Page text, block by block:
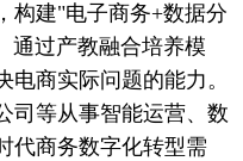
构建"电子商务+数据分
通过产教融合培养模
商实际问题的能力。
司等从事智能运营、数
代商务数字化转型需